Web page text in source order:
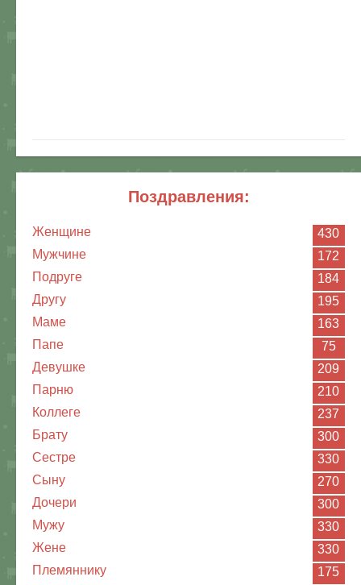
поздравления:
Женщине
430
Мужчине
172
Подруге
184
Другу
195
Маме
163
Папе
75
Девушке
209
Парню
210
Коллеге
237
Брату
300
Сестре
330
Сыну
270
Дочери
300
Мужу
330
Жене
330
Племяннику
175